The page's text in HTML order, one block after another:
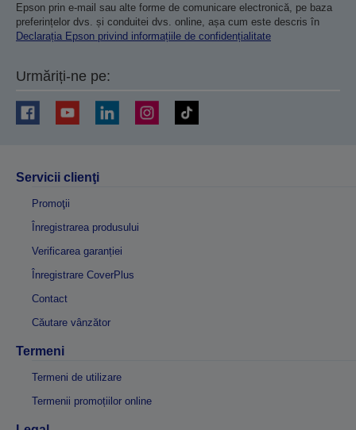
Epson prin e-mail sau alte forme de comunicare electronică, pe baza
preferințelor dvs. și conduitei dvs. online, așa cum este descris în
Declarația Epson privind informațiile de confidențialitate
Urmăriți-ne pe:
Servicii clienţi
Promoţii
Înregistrarea produsului
Verificarea garanției
Înregistrare CoverPlus
Contact
Căutare vânzător
Termeni
Termeni de utilizare
Termenii promoțiilor online